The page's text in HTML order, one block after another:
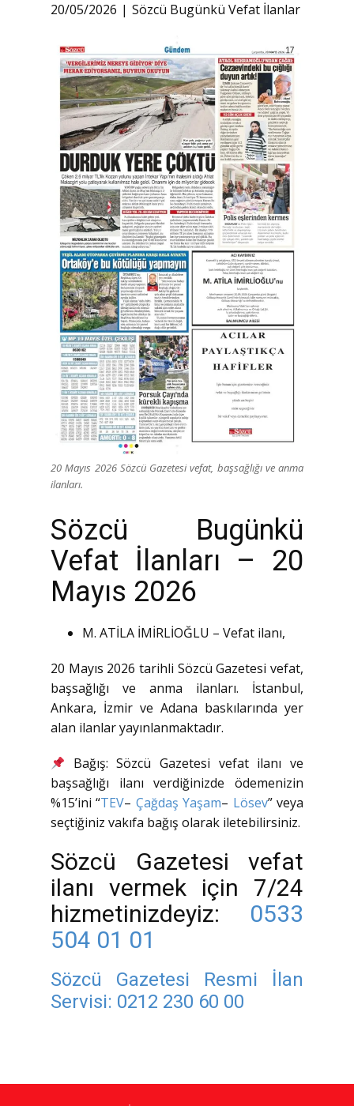
20/05/2026 Sözcü Bugünkü Vefat İlanlar
20 Mayıs 2026 Sözcü Gazetesi vefat, başsağlığı ve anma
ilanları.
Sözcü Bugünkü
Vefat İlanları – 20
Mayıs 2026
M. ATİLA İMİRLİOĞLU – Vefat ilanı,
20 Mayıs 2026 tarihli Sözcü Gazetesi vefat,
başsağlığı ve anma ilanları. İstanbul,
Ankara, İzmir ve Adana baskılarında yer
alan ilanlar yayınlanmaktadır.
Bağış: Sözcü Gazetesi vefat ilanı ve
başsağlığı ilanı verdiğinizde ödemenizin
%15’ini “TEV– Çağdaş Yaşam– Lösev” veya
seçtiğiniz vakıfa bağış olarak iletebilirsiniz.
Sözcü Gazetesi vefat
ilanı vermek için 7/24
hizmetinizdeyiz: 0533
504 01 01
Sözcü Gazetesi Resmi İlan
Servisi: 0212 230 60 00